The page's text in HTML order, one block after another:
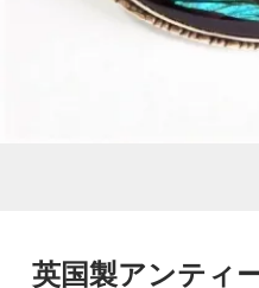
英国製アンティ